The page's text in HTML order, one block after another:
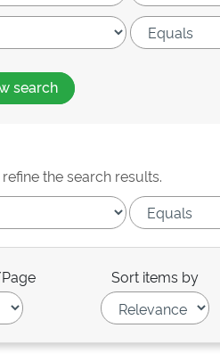
search
the search results.
Sort items by